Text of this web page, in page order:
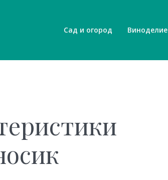
Сад и огород Виноделие